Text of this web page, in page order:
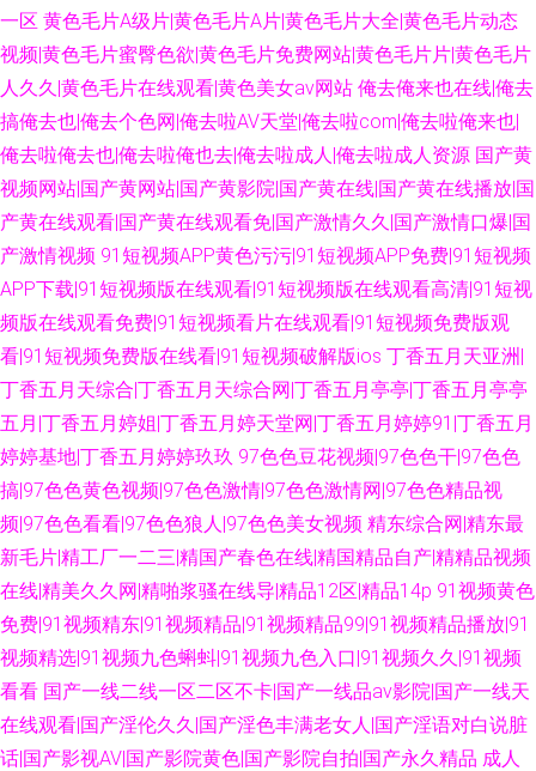
一区 黄色毛片A级片|黄色毛片A片|黄色毛片大全|黄色毛片动态
视频|黄色毛片蜜臀色欲|黄色毛片免费网站|黄色毛片片|黄色毛片
人久久|黄色毛片在线观看|黄色美女av网站 俺去俺来也在线|俺去
搞俺去也|俺去个色网|俺去啦AV天堂|俺去啦com|俺去啦俺来也|
俺去啦俺去也|俺去啦俺也去|俺去啦成人|俺去啦成人资源 国产黄
视频网站|国产黄网站|国产黄影院|国产黄在线|国产黄在线播放|国
产黄在线观看|国产黄在线观看免|国产激情久久|国产激情口爆|国
产激情视频 91短视频APP黄色污污|91短视频APP免费|91短视频
APP下载|91短视频版在线观看|91短视频版在线观看高清|91短视
频版在线观看免费|91短视频看片在线观看|91短视频免费版观
看|91短视频免费版在线看|91短视频破解版ios 丁香五月天亚洲|
丁香五月天综合|丁香五月天综合网|丁香五月亭亭|丁香五月亭亭
五月|丁香五月婷姐|丁香五月婷天堂网|丁香五月婷婷91|丁香五月
婷婷基地|丁香五月婷婷玖玖 97色色豆花视频|97色色干|97色色
搞|97色色黄色视频|97色色激情|97色色激情网|97色色精品视
频|97色色看看|97色色狼人|97色色美女视频 精东综合网|精东最
新毛片|精工厂一二三|精国产春色在线|精国精品自产|精精品视频
在线|精美久久网|精啪浆骚在线导|精品12区|精品14p 91视频黄色
免费|91视频精东|91视频精品|91视频精品99|91视频精品播放|91
视频精选|91视频九色蝌蚪|91视频九色入口|91视频久久|91视频
看看 国产一线二线一区二区不卡|国产一线品av影院|国产一线天
在线观看|国产淫伦久久|国产淫色丰满老女人|国产淫语对白说脏
话|国产影视AV|国产影院黄色|国产影院自拍|国产永久精品 成人